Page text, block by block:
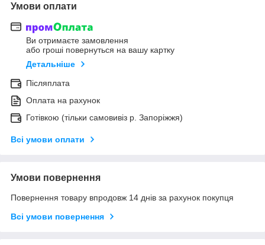
Умови оплати
Ви отримаєте замовлення
або гроші повернуться на вашу картку
Детальніше
Післяплата
Оплата на рахунок
Готівкою (тільки самовивіз р. Запоріжжя)
Всі умови оплати
Умови повернення
Повернення товару впродовж 14 днів за рахунок покупця
Всі умови повернення